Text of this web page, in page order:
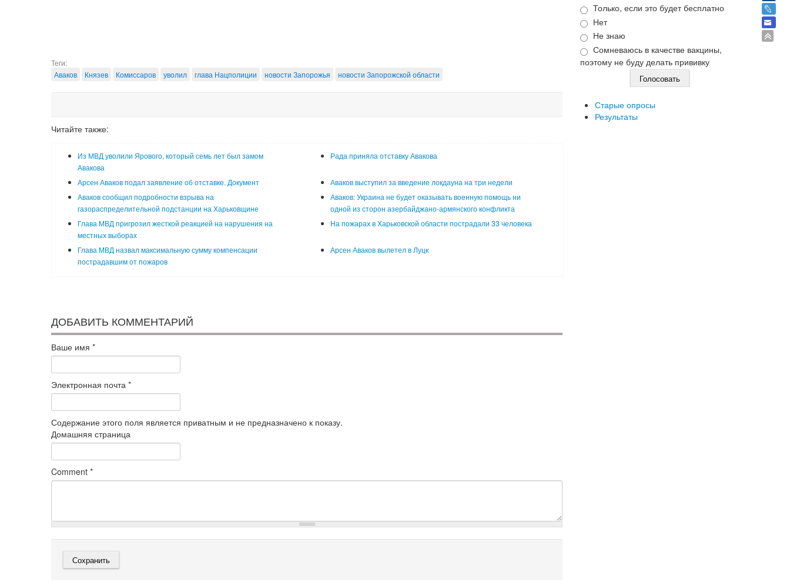
Теги:
Аваков
Князев Комиссаров уволил глава Нацполиции новости Запорожья новости Запорожской области
Читайте также:
Из МВД уволили Ярового, который семь лет был замом
Авакова
Рада приняла отставку Авакова
Арсен Аваков подал заявление об отставке. Документ
Аваков выступил за введение локдауна на три недели
Аваков сообщил подробности взрыва на
газораспределительной подстанции на Харьковщине
Аваков: Украина не будет оказывать военную помощь ни
одной из сторон азербайджано-армянского конфликта
Глава МВД пригрозил жесткой реакцией на нарушения на
местных выборах
На пожарах в Харьковской области пострадали 33 человека
Глава МВД назвал максимальную сумму компенсации
пострадавшим от пожаров
Арсен Аваков вылетел в Луцк
ДОБАВИТЬ КОММЕНТАРИЙ
Ваше имя *
Электронная почта *
Содержание этого поля является приватным и не предназначено к показу.
Домашняя страница
Comment *
Только, если это будет бесплатно
Нет
Не знаю
Сомневаюсь в качестве вакцины,
поэтому не буду делать прививку
Старые опросы
Результаты